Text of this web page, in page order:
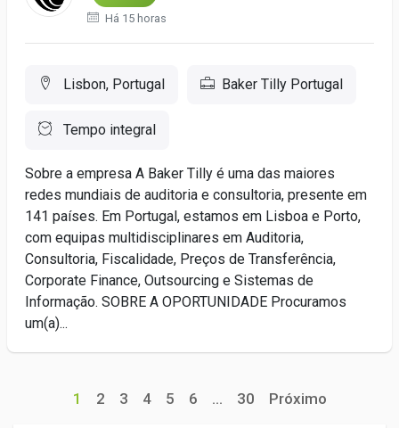
Há 15 horas
Lisbon, Portugal Baker Tilly Portugal
Tempo integral
Sobre a empresa A Baker Tilly é uma das maiores
redes mundiais de auditoria e consultoria, presente em
141 países. Em Portugal, estamos em Lisboa e Porto,
com equipas multidisciplinares em Auditoria,
Consultoria, Fiscalidade, Preços de Transferência,
Corporate Finance, Outsourcing e Sistemas de
Informação. SOBRE A OPORTUNIDADE Procuramos
um(a)...
1 2 3 4 5 6 ... 30 Próximo